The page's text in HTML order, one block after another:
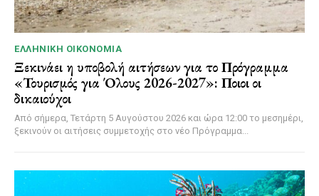
ΕΛΛΗΝΙΚΉ ΟΙΚΟΝΟΜΊΑ
Ξεκινάει η υποβολή αιτήσεων για το Πρόγραμμα
«Τουρισμός για Όλους 2026-2027»: Ποιοι οι
δικαιούχοι
Από σήμερα, Τετάρτη 5 Αυγούστου 2026 και ώρα 12:00 το μεσημέρι,
ξεκινούν οι αιτήσεις συμμετοχής στο νέο Πρόγραμμα...